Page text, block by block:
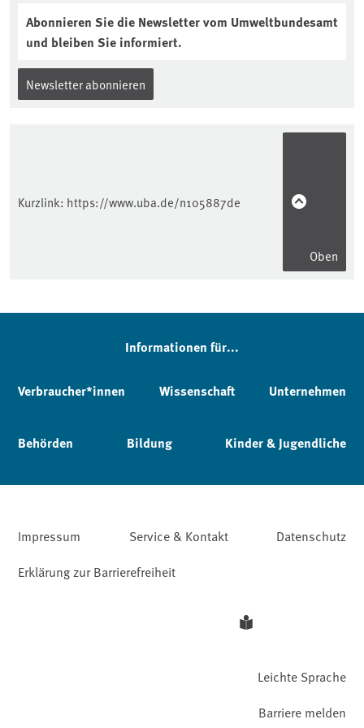
Abonnieren Sie die Newsletter vom Umweltbundesamt
und bleiben Sie informiert.
Newsletter abonnieren
Kurzlink: https://www.uba.de/n105887de
Oben
Informationen für...
Verbraucher*innen Wissenschaft Unternehmen
Behörden Bildung Kinder & Jugendliche
Impressum Service & Kontakt
Datenschutz
Erklärung zur Barrierefreiheit
Leichte Sprache
Barriere melden